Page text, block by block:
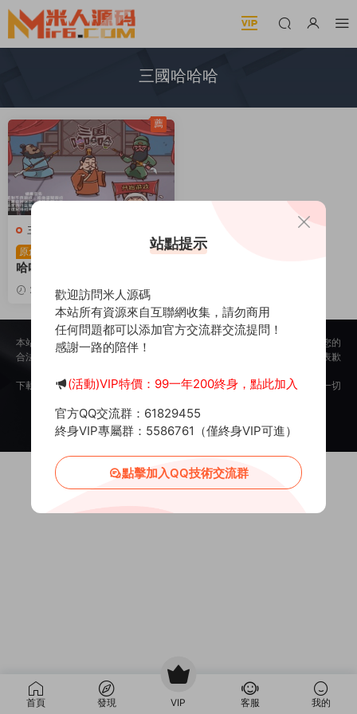
三國哈哈哈
三網H5小遊戲
原創
三網H5小遊戲【三國
哈哈哈】Win一鍵服務端+Li
nux手工服務端+視頻架設教
程
2026-03-28 545 30
薦
本站所提供的内容均來自公開網絡收集、轉發、二次開發而來，若侵犯了您的
合法權益，請來信通知我們，我們會及時删除，給您帶來的不便，我們深表歉
下載用戶僅供學習交流，若使用商業用途，請購買正版授權，否則産生的一切
Copyright © 2012-2025 MiR6.COMAll Rights Reserved
投訴郵箱： Mail@Mir6.com 蜀ICP備2022016462号-2
首頁 發現 VIP 客服 我的
站點提示
歡迎訪問米人源碼
本站所有資源來自互聯網收集，請勿商用
任何問題都可以添加官方交流群交流提問！
感謝一路的陪伴！
(活動)VIP特價：99一年200終身，點此加入
官方QQ交流群：61829455
終身VIP專屬群：5586761（僅終身VIP可進）
點擊加入QQ技術交流群